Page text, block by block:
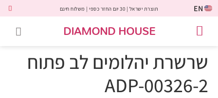
EN תוצרת ישראל | 30 יום החזר כספי | משלוח חינם
DIAMOND HOUSE
שרשרת יהלומים לב פתוח
ADP-00326-2